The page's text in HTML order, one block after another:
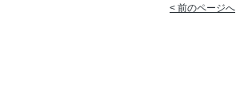
< 前のページへ